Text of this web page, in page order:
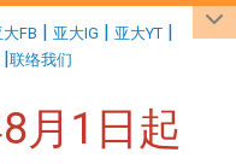
大FB | 亚大IG | 亚大YT |
|联络我们
月1日起